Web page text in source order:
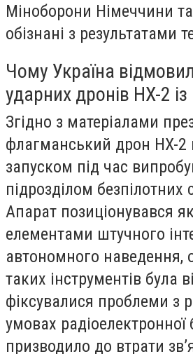
Міноборони Німеччини
обізнані з результатами
Чому Україна
ударних дронів HX-2
Згідно з матеріалами
флагманський дрон HX-2
запуском під час
підрозділом безпілотних
Апарат позиціонувався
елементами штучного
автономного наведення,
таких інструментів була
фіксувалися проблеми з
умовах
призводило до втрати